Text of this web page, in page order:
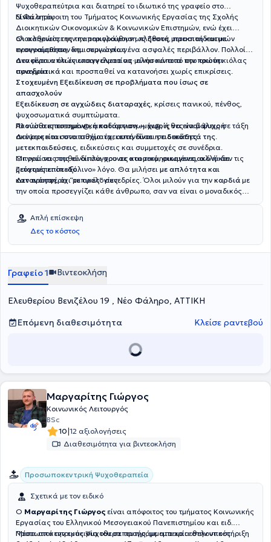
Ψυχοθεραπεύτρια και διατηρεί το ιδιωτικό της γραφείο στο
Ν.Φάληρο.
Είναι απόφοιτη του Τμήματος Κοινωνικής Εργασίας της Σχολής
Διοικητικών Οικονομικών & Κοινωνικών Επιστημών, ενώ έχει
ολοκληρώσει την παρακολούθηση πλήθους μετεκπαιδευτικών
προγραμμάτων και σεμιναρίων.
Οι ασθενείς της την περιγράφουν ωςζεστή, προσιτή και με
ενσυναίσθηση, δημιουργώντας ένα ασφαλές περιβάλλον. Πολλοί
αναφέρουν ότι ένιωσαν άνετα να μιλήσουν από την πρώτη κιόλας
συνεδρία.
Δεν είναι απλώς επαγγελματίας· είναι κάποια πουακούει
πραγματικά και προσπαθεί να κατανοήσει χωρίς επικρίσεις.
Στοχευμένη Εξειδίκευση σε προβλήματα που ίσως σε
απασχολούν
Εξειδίκευση σε αγχώδεις διαταραχές, κρίσεις πανικού, πένθος,
ψυχοσωματικά συμπτώματα.
Αν νιώθεις πιεσμέν@, αποδιοργανωμέν@, ή θες να βάλεις σε τάξη
σκέψεις και συναισθήματα,αυτή είναι η ειδικότητά της.
Πλούσια επιστημονική κατάρτιση — χωρίς να είναι ψυχρή
Δεν αρκείται στο πτυχίο: έχει επενδύσει σεδεκάδες
μετεκπαιδεύσεις, ειδικεύσεις και συμμετοχές σε συνέδρια.
Οι γνώσεις της είναι σύγχρονες και τεκμηριωμένες, αλλά δεν τις
μετατρέπει σε «ξύλινο» λόγο. Θα μιλήσει με απλότητα και
κατανόηση, όχι με ορολογίες.
Μπορεί να σταθεί δίπλα σουσε ατομικό, οικογενειακό ή και
ζεύγους επίπεδο.
Δεν προσφέρει “τυπικές” συνεδρίες. Όλοι μιλούν για την καρδιά με
την οποία προσεγγίζει κάθε άνθρωπο, σαν να είναι ο μοναδικός
Απλή επίσκεψη
Δες το κόστος
Γραφείο 1 Βιντεοκλήση
Ελευθερίου Βενιζέλου 19 , Νέο Φάληρο, ΑΤΤΙΚΗ
Επόμενη διαθεσιμότητα
Κλείσε ραντεβού
Μαργαρίτης Γιώργος
Κοινωνικός Λειτουργός
BSc
10|12 αξιολογήσεις
Διαθεσιμότητα για βιντεοκλήση
Προσωποκεντρική Ψυχοθεραπεία
Σχετικά με τον ειδικό
Ο Μαργαρίτης Γιώργος είναι απόφοιτος του τμήματος Κοινωνικής
Εργασίας του Ελληνικού Μεσογειακού Πανεπιστημίου και ειδ.
Προσωποκεντρικός Ψυχοθεραπευτής, με εμπειρία στην υποστήριξη
Μέσα από την εμπειρία του σε προγράμματα και εθελοντικές